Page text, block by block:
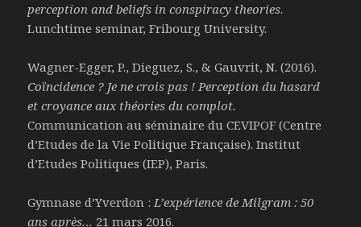
perception and beliefs in conspiracy theories.
Lunchtime seminar, Fribourg University.
Wagner-Egger, P., Dieguez, S., & Gauvrit, N. (2016).
Coïncidence ? Je ne crois pas ! Perception du hasard
et croyance aux théories du complot.
Communication au séminaire du CEVIPOF (Centre
d’Etudes de la Vie Politique Française). Institut
d’Etudes Politiques (IEP), Paris.
Gymnase d’Yverdon :L’expérience de Milgram : 50
ans après… 21 mars 2016.